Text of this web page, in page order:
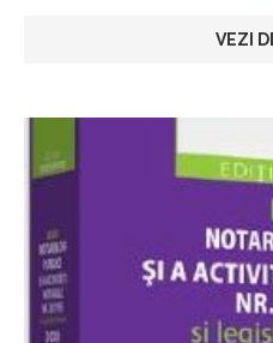
VEZI